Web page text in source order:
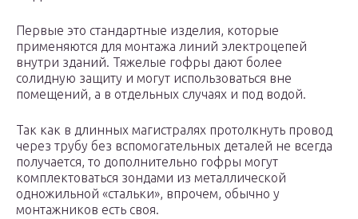
Первые это стандартные изделия, которые
применяются для монтажа линий электроцепей
внутри зданий. Тяжелые гофры дают более
солидную защиту и могут использоваться вне
помещений, а в отдельных случаях и под водой.
Так как в длинных магистралях протолкнуть провод
через трубу без вспомогательных деталей не всегда
получается, то дополнительно гофры могут
комплектоваться зондами из металлической
одножильной «стальки», впрочем, обычно у
монтажников есть своя.